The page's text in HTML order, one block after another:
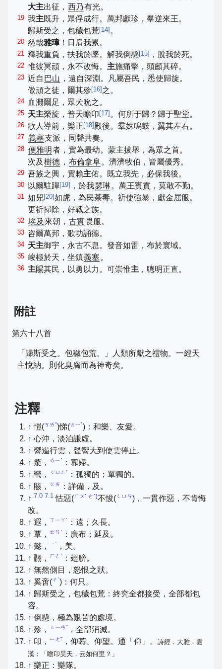
大主出征， 西乃有光。
19 我主既升，眾俘成行。萬邦獻珍，羣逆來王。
歸斯受之，包穢包荒[14] 。
20 慈哉雅瑋！日肩我累。
21 釋我重負，扶我於墜。解我倒懸[15] ，脫我於死。
22 惟彼冥頑，永不改悔。主施痛擊，頭顱其碎。
23 近自 巴山 ，遠自深淵。凡屬吾民，悉使歸旋。
傲頑之徒，爾其殄[16] 之。
24 血濺爾足，眾犬吮之。
25 天主榮旋，普天瞻卬 [17] 。何所于歸？歸于聖堂。
26 歌人導前，樂正 [18] 殿後。羣姝鳴鼓，翼其左右。
27 義塞支派，同聲共奏。
28 便雅明者，實為最幼。蒙主拔舉，為眾之首。
次及 樹德 ， 布倫拿阜。濟濟牧伯，皆屬優秀。
29 吾族之興，實賴主佑。既立我先，必保我後。
30 以爾駐蹕[19] ，於我瑟琳。萬王賓貢，莫敢不勤。
31 如兕[20]如虎，為民荼毒。祈使強暴，獻金屈服。
更祈掃除，好戰之族。
32 埃及 來朝， 古實畏服。
33 咨爾萬邦，歌功誦德。
34 天主御宇，永古不息。發音如雷，布於寰域。
35 峻極於天，坐鎮義塞。
36 主賜其民，以勇以力。可崇惟主 ，聰明正直。
附註
第六十八首
「歸斯受之。包穢包荒。」人類所獻之禮物。一經天
主悅納。則化臭腐而為神奇矣。
注釋
↑ 愷(ㄎㄞˇ)悌(ㄊㄧˋ)：和樂、友愛。
↑ 心沖，淡泊謙虛。
↑ 響遏行雲，聲響大到使雲停止。
↑ 嫠， ㄌㄧˊ
：寡婦。
↑ 煢， ㄑㄩㄥˊ
：孤獨的；單獨的。
↑ 賅， ㄍㄞ
：詳備，及。
↑ 7.0 7.1 怙惡(ㄏㄨˋ ㄜˋ)不悛( ㄑㄩㄢ)，一貫作惡，不肯悔
改。
↑ 遐， ㄒㄧㄚˊ
：遠；久長。
↑ 覃， ㄊㄢˊ
：廣布；延及。
↑ 懿， ㄧˋ
，美。
↑ 翮， ㄏㄜˊ
：翅膀。
↑ 無然側目，怒恨之狀。
↑ 奚啻( ㄔˋ)：何只。
↑ 歸斯受之，包穢包荒：終究全都接受，全部都包
容。
↑ 倒懸，極為艱苦的處境。
↑ 殄， ㄊㄧㄢˇ ，全部消滅。
↑ 卬， ㄧㄤˇ ，仰慕、仰望。通「仰」。 詩經．大雅．雲
漢：「瞻卬昊天，云如何里？」
↑ 樂正：樂隊。